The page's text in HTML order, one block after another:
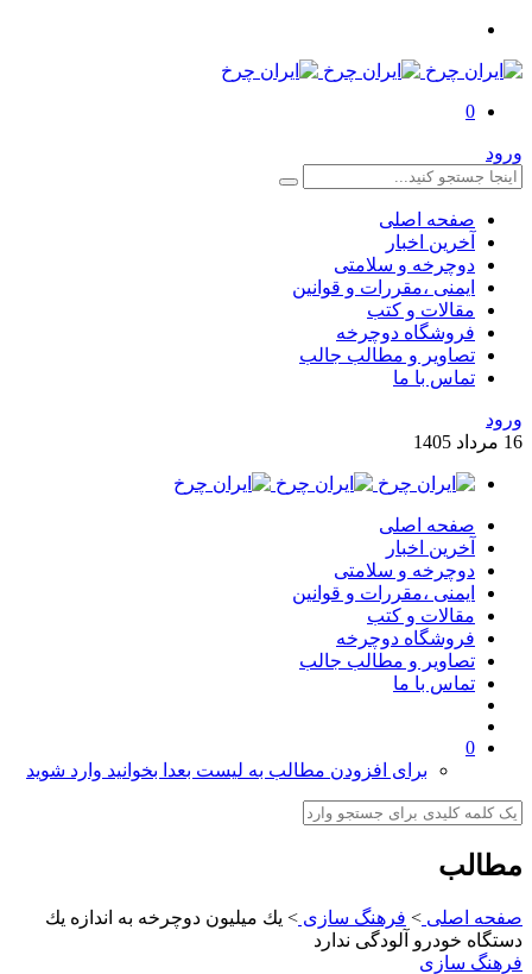
0
ورود
صفحه اصلی
آخرین اخبار
دوچرخه و سلامتی
ایمنی ،مقررات و قوانین
مقالات و کتب
فروشگاه دوچرخه
تصاویر و مطالب جالب
تماس با ما
ورود
16 مرداد 1405
صفحه اصلی
آخرین اخبار
دوچرخه و سلامتی
ایمنی ،مقررات و قوانین
مقالات و کتب
فروشگاه دوچرخه
تصاویر و مطالب جالب
تماس با ما
0
برای افزودن مطالب به لیست بعدا بخوانید وارد شوید
مطالب
صفحه اصلی > فرهنگ سازی > یك میلیون دوچرخه به اندازه یك
دستگاه خودرو آلودگی ندارد
فرهنگ سازی